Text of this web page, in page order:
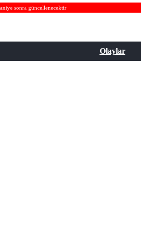
sonra güncellenecektir
Olaylar